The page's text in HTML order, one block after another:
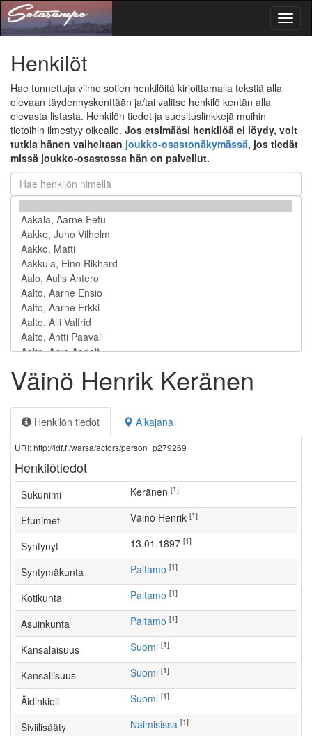
Henkilöt
Hae tunnettuja viime sotien henkilöitä kirjoittamalla tekstiä alla
olevaan täydennyskenttään ja/tai valitse henkilö kentän alla
olevasta listasta. Henkilön tiedot ja suosituslinkkejä muihin
tietoihin ilmestyy oikealle. Jos etsimääsi henkilöä ei löydy, voit
tutkia hänen vaiheitaan joukko-osastonäkymässä, jos tiedät
missä joukko-osastossa hän on palvellut.
Väinö Henrik Keränen
Henkilön tiedot Aikajana
URI: http://ldf.fi/warsa/actors/person_p279269
Henkilötiedot
Sukunimi Keränen [1]
Etunimet Väinö Henrik [1]
Syntynyt 13.01.1897 [1]
Syntymäkunta Paltamo [1]
Kotikunta Paltamo [1]
Asuinkunta Paltamo [1]
Kansalaisuus Suomi [1]
Kansallisuus Suomi [1]
Äidinkieli Suomi [1]
Siviilisääty Naimisissa [1]